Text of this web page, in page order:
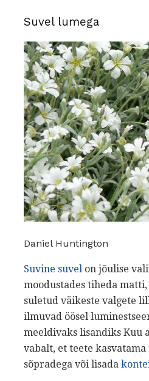
Suvel lumega
Daniel Huntington
Suvine suvel on jõulise
moodustades tiheda matti,
suletud väikeste valgete
ilmuvad öösel
meeldivaks lisandiks Kuu
vabalt, et teete
sõpradega või lisada